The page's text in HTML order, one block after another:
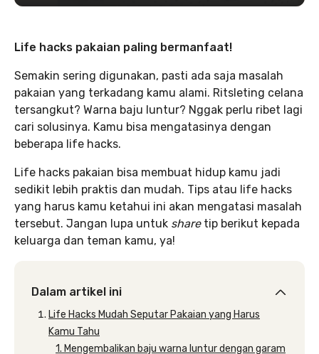
Life hacks pakaian paling bermanfaat!
Semakin sering digunakan, pasti ada saja masalah
pakaian yang terkadang kamu alami. Ritsleting celana
tersangkut? Warna baju luntur? Nggak perlu ribet lagi
cari solusinya. Kamu bisa mengatasinya dengan
beberapa life hacks.
Life hacks pakaian bisa membuat hidup kamu jadi
sedikit lebih praktis dan mudah. Tips atau life hacks
yang harus kamu ketahui ini akan mengatasi masalah
tersebut. Jangan lupa untuk share tip berikut kepada
keluarga dan teman kamu, ya!
Dalam artikel ini
Life Hacks Mudah Seputar Pakaian yang Harus
Kamu Tahu
1. Mengembalikan baju warna luntur dengan garam